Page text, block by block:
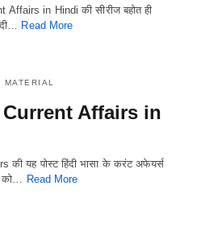
Affairs in Hindi की सीरीज बहोत ही
Read More
MATERIAL
Current Affairs in
यह पोस्ट हिंदी भासा के करंट अफेयर्स
को… Read More